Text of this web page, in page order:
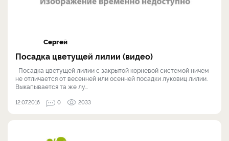
Сергей
Посадка цветущей лилии (видео)
Посадка цветущей лилии с закрытой корневой системой ничем
не отличается от весенней или осенней посадки луковиц лилии.
Выкапывается та же лу...
12.07.2016 0 2033